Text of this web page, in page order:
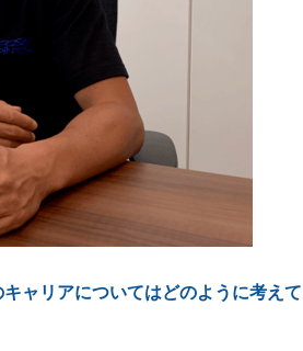
ャリアについてはどのように考えて